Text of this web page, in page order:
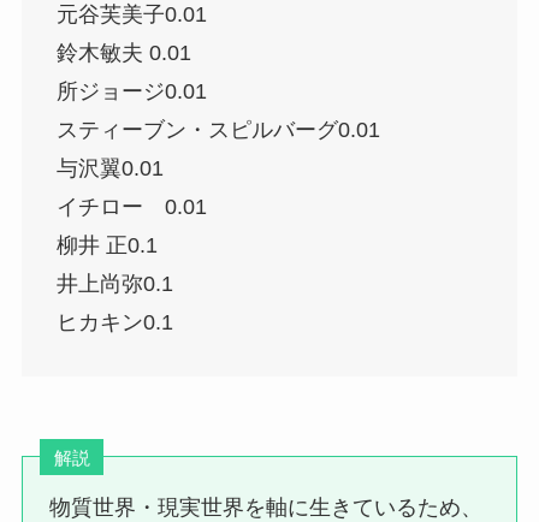
元谷芙美子0.01
鈴木敏夫 0.01
所ジョージ0.01
スティーブン・スピルバーグ0.01
与沢翼0.01
イチロー 0.01
柳井 正0.1
井上尚弥0.1
ヒカキン0.1
解説
物質世界・現実世界を軸に生きているため、